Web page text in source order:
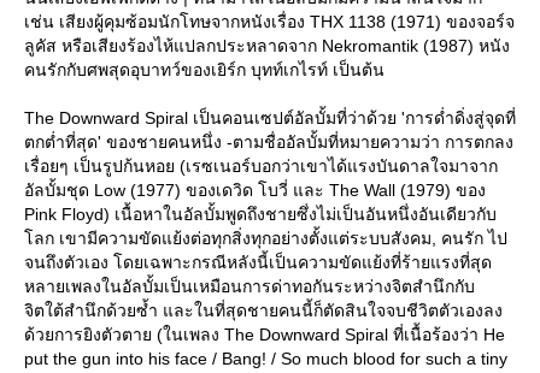
เช่น เสียงผู้คุมซ้อมนักโทษจากหนังเรื่อง THX 1138 (1971) ของจอร์จ
ลูคัส หรือเสียงร้องไห้แปลกประหลาดจาก Nekromantik (1987) หนัง
คนรักกับศพสุดอุบาทว์ของเยิร์ก บุทท์เกไรท์ เป็นต้น
The Downward Spiral เป็นคอนเซปต์อัลบั้มที่ว่าด้วย 'การด่ำดิ่งสู่จุดที่
ตกต่ำที่สุด' ของชายคนหนึ่ง -ตามชื่ออัลบั้มที่หมายความว่า การตกลง
เรื่อยๆ เป็นรูปก้นหอย (เรซเนอร์บอกว่าเขาได้แรงบันดาลใจมาจาก
อัลบั้มชุด Low (1977) ของเดวิด โบวี่ และ The Wall (1979) ของ
Pink Floyd) เนื้อหาในอัลบั้มพูดถึงชายซึ่งไม่เป็นอันหนึ่งอันเดียวกับ
ลก เขามีความขัดแย้งต่อทุกสิ่งทุกอย่างตั้งแต่ระบบสังคม, คนรัก ไป
จนถึงตัวเอง โดยเฉพาะกรณีหลังนี้เป็นความขัดแย้งที่ร้ายแรงที่สุด
หลายเพลงในอัลบั้มเป็นเหมือนการด่าทอกันระหว่างจิตสำนึกกับ
จิตใต้สำนึกด้วยซ้ำ และในที่สุดชายคนนี้ก็ตัดสินใจจบชีวิตตัวเองลง
ด้วยการยิงตัวตาย (ในเพลง The Downward Spiral ที่เนื้อร้องว่า He
put the gun into his face / Bang! / So much blood for such a tiny